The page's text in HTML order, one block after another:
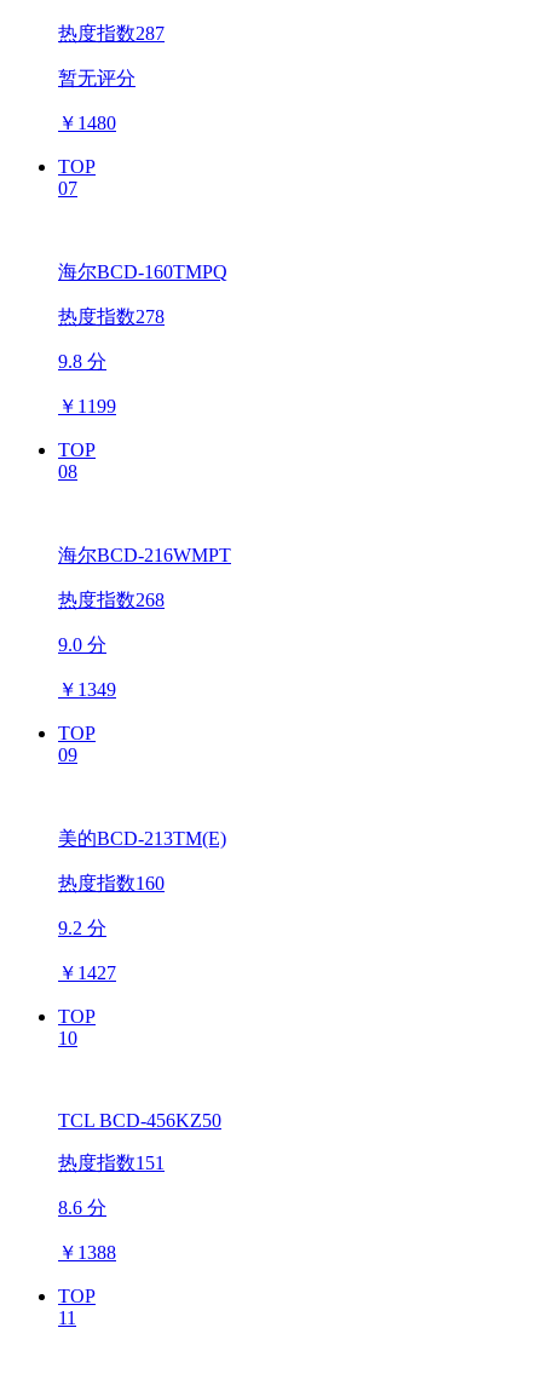
热度指数287
暂无评分
￥ 1480
TOP
07
海尔BCD-160TMPQ
热度指数278
9.8 分
￥ 1199
TOP
08
海尔BCD-216WMPT
热度指数268
9.0 分
￥ 1349
TOP
09
美的BCD-213TM(E)
热度指数160
9.2 分
￥ 1427
TOP
10
TCL BCD-456KZ50
热度指数151
8.6 分
￥ 1388
TOP
11